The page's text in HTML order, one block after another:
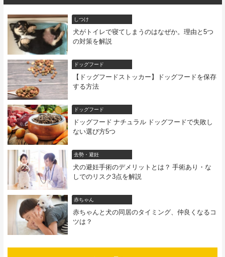
しつけ
犬がトイレで寝てしまうのはなぜか。理由と5つ
の対策を解説
ドッグフード
【ドッグフードストッカー】ドッグフードを保存
する方法
ドッグフード
ドッグフード ナチュラル ドッグフードで失敗し
ない選び方5つ
去勢・避妊
犬の避妊手術のデメリットとは？ 手術あり・な
しでのリスク3点を解説
赤ちゃん
赤ちゃんと犬の同居のタイミング、仲良くなるコ
ツは？